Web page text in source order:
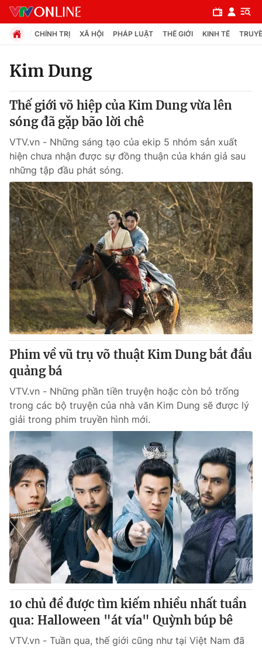
Chuyên mục
Chính trị
Xã hội
Pháp luật
Y tế
Thế giới
Tin tức
Thế giới đó đây
Câu chuyện quốc tế
Kinh tế
Tài chính
Thị trường
Góc doanh nghiệp
Dữ liệu và đời sống
Truyền hình
Phim VTV
Hậu trường
Nhân vật
Khán giả
Giải sao mai
Giải trí
Điện ảnh
Âm nhạc
Sao
Đời sống
Du lịch
Làm đẹp
Chất lượng cuộc sống
Giáo dục
Tuyển sinh
Học trực tuyến
Công nghệ
Hitech Công nghệ tương lai
Sản phẩm
Thị trường
Tư vấn
Giao lưu trực tuyến
Lịch phát sóng
Chuyên mục khác
Emagazine Podcast
CHÍNH TRỊ XÃ HỘI PHÁP LUẬT THẾ GIỚI KINH TẾ
Kim Dung
Thế giới võ hiệp của Kim Dung vừa lên
sóng đã gặp bão lời chê
VTV.vn - Những sáng tạo của ekip 5 nhóm sản xuất
hiện chưa nhận được sự đồng thuận của khán giả sau
những tập đầu phát sóng.
Phim về vũ trụ võ thuật Kim Dung bắt đầu
quảng bá
VTV.vn - Những phần tiền truyện hoặc còn bỏ trống
trong các bộ truyện của nhà văn Kim Dung sẽ được lý
giải trong phim truyền hình mới.
10 chủ đề được tìm kiếm nhiều nhất tuần
qua: Halloween "át vía" Quỳnh búp bê
VTV.vn - Tuần qua, thế giới cũng như tại Việt Nam đã